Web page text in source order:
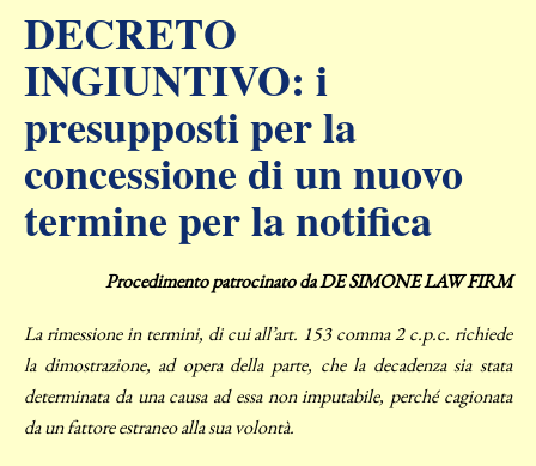
DECRETO
INGIUNTIVO: i
presupposti per la
concessione di un nuovo
termine per la notifica
Procedimento patrocinato da DE SIMONE LAW FIRM
La rimessione in termini, di cui all’art. 153 comma 2 c.p.c. richiede
la dimostrazione, ad opera della parte, che la decadenza sia stata
determinata da una causa ad essa non imputabile, perché cagionata
da un fattore estraneo alla sua volontà.